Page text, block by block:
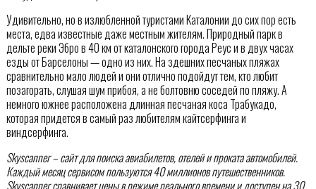
Удивительно, но в излюбленной туристами Каталонии до сих пор есть
места, едва известные даже местным жителям. Природный парк в
дельте реки Эбро в 40 км от каталонского города Реус и в двух часах
езды от Барселоны — одно из них. На здешних песчаных пляжах
сравнительно мало людей и они отлично подойдут тем, кто любит
позагорать, слушая шум прибоя, а не болтовню соседей по пляжу. А
немного южнее расположена длинная песчаная коса Трабукадо,
которая придется в самый раз любителям кайтсерфинга и
виндсерфинга.
Skyscanner – сайт для поиска авиабилетов, отелей и проката автомобилей.
Каждый месяц сервисом пользуются 40 миллионов путешественников.
Skyscanner сравнивает цены в режиме реального времени и доступен на 30